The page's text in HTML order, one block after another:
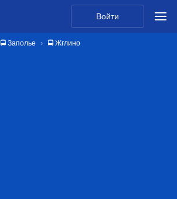
Войти
🚍 Заполье 🚍 Жглино